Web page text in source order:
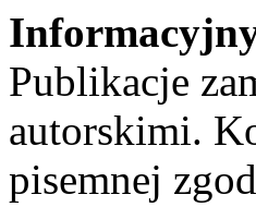
Publikacje
autorskimi.
pisemnej